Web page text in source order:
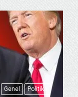
Genel Politika